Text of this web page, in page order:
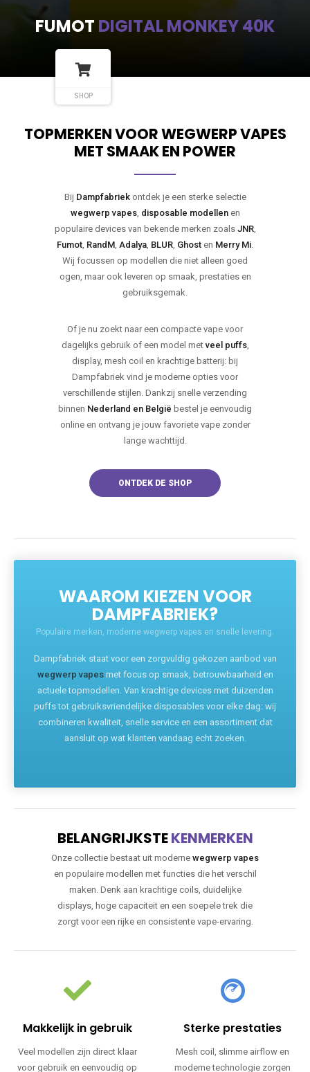
FUMOT DIGITAL MONKEY 40K
SHOP
TOPMERKEN VOOR WEGWERP VAPES
MET SMAAK EN POWER
Bij Dampfabriekontdek je een sterke selectie
wegwerp vapes, disposable modellenen
populaire devices van bekende merken zoals JNR,
Fumot RandM Adalya BLUR Ghost en Merry Mi
Wij focussen op modellen die niet alleen goed
ogen, maar ook leveren op smaak, prestaties en
gebruiksgemak.
Of je nu zoekt naar een compacte vape voor
dagelijks gebruik of een model metveel puffs,
display, mesh coil en krachtige batterij: bij
Dampfabriek vind je moderne opties voor
verschillende stijlen. Dankzij snelle verzending
binnen Nederland en België bestel je eenvoudig
online en ontvang je jouw favoriete vape zonder
lange wachttijd.
ONTDEK DE SHOP
WAAROM KIEZEN VOOR
DAMPFABRIEK?
Populaire merken, moderne wegwerp vapes en snelle levering.
Dampfabriek staat voor een zorgvuldig gekozen aanbod van
wegwerp vapesmet focus op smaak, betrouwbaarheid en
actuele topmodellen. Van krachtige devices met duizenden
puffs tot gebruiksvriendelijke disposables voor elke dag: wij
combineren kwaliteit, snelle service en een assortiment dat
aansluit op wat klanten vandaag echt zoeken.
BELANGRIJKSTEKENMERKEN
Onze collectie bestaat uit moderne wegwerp vapes
en populaire modellen met functies die het verschil
maken. Denk aan krachtige coils, duidelijke
displays, hoge capaciteit en een soepele trek die
zorgt voor een rijke en consistente vape-ervaring.
Makkelijk in gebruik
Veel modellen zijn direct klaar
voor gebruik en eenvoudig op
Sterke prestaties
Mesh coil, slimme airflow en
moderne technologie zorgen